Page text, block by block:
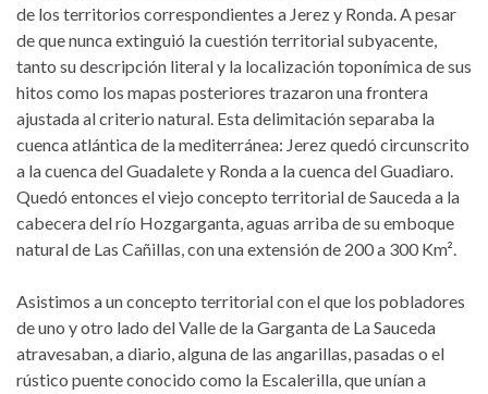
de los territorios correspondientes a Jerez y Ronda. A pesar
de que nunca extinguió la cuestión territorial subyacente,
tanto su descripción literal y la localización toponímica de sus
hitos como los mapas posteriores trazaron una frontera
ajustada al criterio natural. Esta delimitación separaba la
cuenca atlántica de la mediterránea: Jerez quedó circunscrito
a la cuenca del Guadalete y Ronda a la cuenca del Guadiaro.
Quedó entonces el viejo concepto territorial de Sauceda a la
cabecera del río Hozgarganta, aguas arriba de su emboque
natural de Las Cañillas, con una extensión de 200 a 300 Km².
Asistimos a un concepto territorial con el que los pobladores
de uno y otro lado del Valle de la Garganta de La Sauceda
atravesaban, a diario, alguna de las angarillas, pasadas o el
rústico puente conocido como la Escalerilla, que unían a